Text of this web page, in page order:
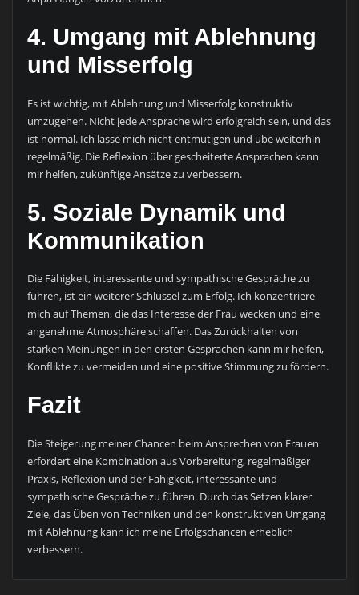
4. Umgang mit Ablehnung
und Misserfolg
Es ist wichtig, mit Ablehnung und Misserfolg konstruktiv
umzugehen. Nicht jede Ansprache wird erfolgreich sein, und das
ist normal. Ich lasse mich nicht entmutigen und übe weiterhin
regelmäßig. Die Reflexion über gescheiterte Ansprachen kann
mir helfen, zukünftige Ansätze zu verbessern.
5. Soziale Dynamik und
Kommunikation
Die Fähigkeit, interessante und sympathische Gespräche zu
führen, ist ein weiterer Schlüssel zum Erfolg. Ich konzentriere
mich auf Themen, die das Interesse der Frau wecken und eine
angenehme Atmosphäre schaffen. Das Zurückhalten von
starken Meinungen in den ersten Gesprächen kann mir helfen,
Konflikte zu vermeiden und eine positive Stimmung zu fördern.
Fazit
Die Steigerung meiner Chancen beim Ansprechen von Frauen
erfordert eine Kombination aus Vorbereitung, regelmäßiger
Praxis, Reflexion und der Fähigkeit, interessante und
sympathische Gespräche zu führen. Durch das Setzen klarer
Ziele, das Üben von Techniken und den konstruktiven Umgang
mit Ablehnung kann ich meine Erfolgschancen erheblich
verbessern.